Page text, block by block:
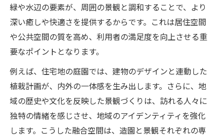
造園の知識が理想空間を形にするポイント
緑や水辺の要素が、周囲の景観と調和することで、より
深い癒しや快適さを提供するからです。これは居住空間
や公共空間の質を高め、利用者の満足度を向上させる重
要なポイントとなります。
例えば、住宅地の庭園では、建物のデザインと連動した
植栽計画が、内外の一体感を生み出します。さらに、地
域の歴史や文化を反映した景観づくりは、訪れる人々に
独特の情緒を感じさせ、地域のアイデンティティを強化
します。こうした融合空間は、造園と景観それぞれの専